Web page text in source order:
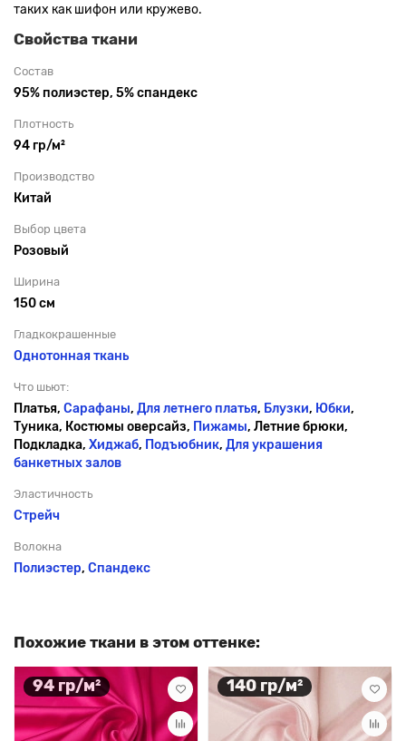
таких как шифон или кружево.
Свойства ткани
Состав
95% полиэстер, 5% спандекс
Плотность
94 гр/м²
Производство
Китай
Выбор цвета
Розовый
Ширина
150 см
Гладкокрашенные
Однотонная ткань
Что шьют:
Платья, Сарафаны, Для летнего платья, Блузки, Юбки,
Туника, Костюмы оверсайз, Пижамы, Летние брюки,
Подкладка, Хиджаб, Подъюбник, Для украшения
банкетных залов
Эластичность
Стрейч
Волокна
Полиэстер, Спандекс
Похожие ткани в этом оттенке:
94 гр/м² 140 гр/м²